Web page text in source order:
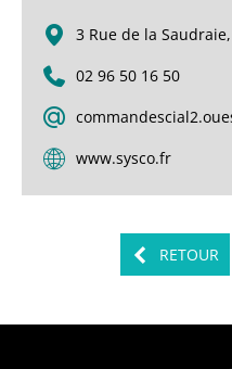
3 Rue de la
02 96 50 16 50
www.sysco.fr
RETOUR